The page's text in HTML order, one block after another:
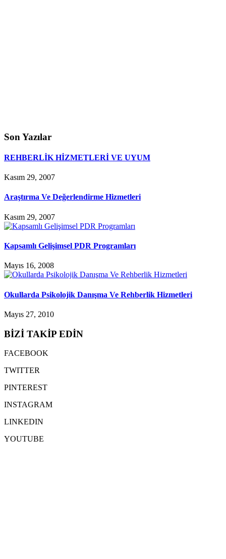
Son Yazılar
REHBERLİK HİZMETLERİ VE UYUM
Kasım 29, 2007
Araştırma Ve Değerlendirme Hizmetleri
Kasım 29, 2007
Kapsamlı Gelişimsel PDR Programları
Mayıs 16, 2008
Okullarda Psikolojik Danışma Ve Rehberlik Hizmetleri
Mayıs 27, 2010
BİZİ TAKİP EDİN
FACEBOOK
TWITTER
PINTEREST
INSTAGRAM
LINKEDIN
YOUTUBE